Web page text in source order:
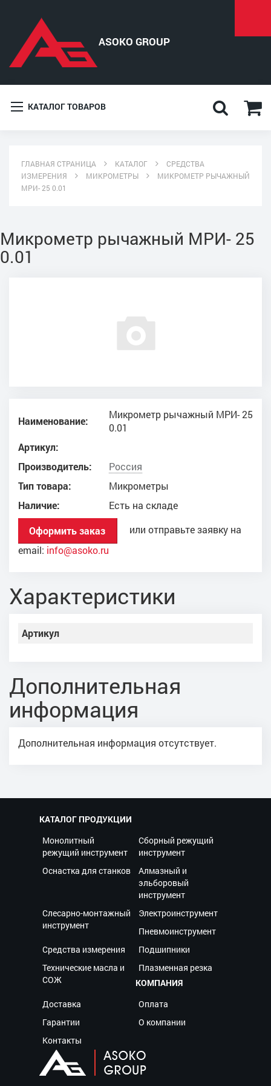
КАТАЛОГ ТОВАРОВ
ГЛАВНАЯ СТРАНИЦА КАТАЛОГ
СРЕДСТВА
ИЗМЕРЕНИЯ
МИКРОМЕТРЫ
МИКРОМЕТР РЫЧАЖНЫЙ
МРИ- 25 0.01
Микрометр рычажный МРИ- 25
0.01
Наименование:
Микрометр рычажный МРИ- 25
0.01
Артикул:
Производитель:
Россия
Тип товара:
Микрометры
Наличие:
Есть на складе
Оформить заказ
или отправьте заявку на
email: info@asoko.ru
Характеристики
Артикул
Дополнительная
информация
Дополнительная информация отсутствует.
КАТАЛОГ ПРОДУКЦИИ
Монолитный
режущий инструмент
Сборный режущий
инструмент
Оснастка для станков
Алмазный и
эльборовый
инструмент
Слесарно-монтажный
инструмент
Электроинструмент
Пневмоинструмент
Средства измерения
Подшипники
Технические масла и
СОЖ
Плазменная резка
КОМПАНИЯ
Доставка
Оплата
Гарантии
О компании
Контакты